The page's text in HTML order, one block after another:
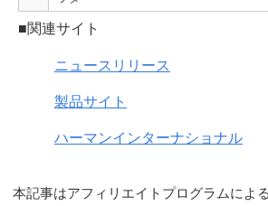
■関連サイト
ニュースリリース
製品サイト
ハーマンインターナショナル
本記事はアフィリエイトプログラムによ